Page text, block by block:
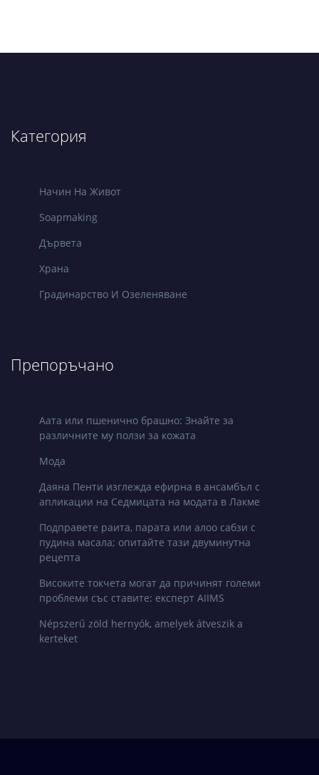
Категория
Начин На Живот
Soapmaking
Дървета
Храна
Градинарство И Озеленяване
Препоръчано
Аата или пшенично брашно: Знайте за
различните му ползи за кожата
Мода
Даяна Пенти изглежда ефирна в ансамбъл с
апликации на Седмицата на модата в Лакме
Подправете раита, парата или алоо сабзи с
пудина масала; опитайте тази двуминутна
рецепта
Високите токчета могат да причинят големи
проблеми със ставите: експерт AIIMS
Népszerű zöld hernyók, amelyek átveszik a
kerteket